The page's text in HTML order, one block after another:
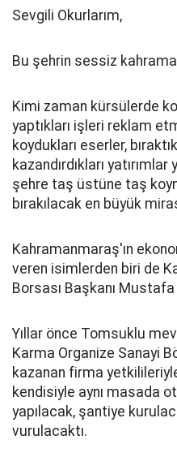
Sevgili Okurlarım,
Bu şehrin sessiz
Kimi zaman kürsülerde
yaptıkları işleri reklam
koydukları eserler,
kazandırdıkları
şehre taş üstüne taş
bırakılacak en büyük
Kahramanmaraş'ın
veren isimlerden biri de
Borsası Başkanı Mustafa
Yıllar önce Tomsuklu
Karma Organize Sanayi
kazanan firma
kendisiyle aynı masada
yapılacak, şantiye
vurulacaktı.